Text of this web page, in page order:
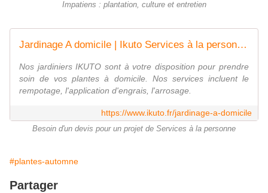
Impatiens : plantation, culture et entretien
Jardinage A domicile | Ikuto Services à la personne | Paris 75013
Nos jardiniers IKUTO sont à votre disposition pour prendre
soin de vos plantes à domicile. Nos services incluent le
rempotage, l'application d'engrais, l'arrosage.
https://www.ikuto.fr/jardinage-a-domicile
Besoin d'un devis pour un projet de Services à la personne
#plantes-automne
Partager